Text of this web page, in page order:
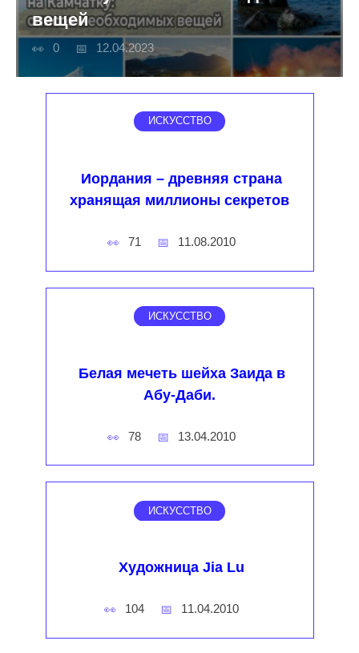
вещей
0 12.04.2023
ИСКУССТВО
Иордания – древняя страна
хранящая миллионы секретов
71 11.08.2010
ИСКУССТВО
Белая мечеть шейха Заида в
Абу-Даби.
78 13.04.2010
ИСКУССТВО
Художница Jia Lu
104 11.04.2010